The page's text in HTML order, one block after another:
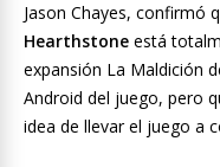
Jason Chayes, confirmó
Hearthstone está
expansión La Maldición
Android del juego, pero
idea de llevar el juego a